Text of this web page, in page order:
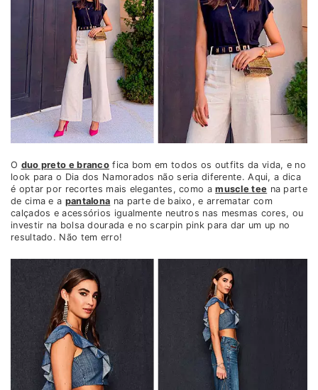
O duo preto e branco fica bom em todos os outfits da vida, e no
look para o Dia dos Namorados não seria diferente. Aqui, a dica
é optar por recortes mais elegantes, como amuscle tee na parte
de cima e a pantalona na parte de baixo, e arrematar com
calçados e acessórios igualmente neutros nas mesmas cores, ou
investir na bolsa dourada e no scarpin pink para dar um up no
resultado. Não tem erro!